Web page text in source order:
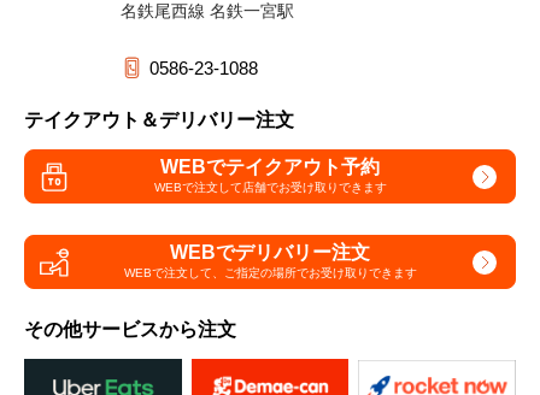
名鉄尾西線 名鉄一宮駅
0586-23-1088
テイクアウト＆デリバリー注文
WEBでテイクアウト予約
WEBで注文して店舗でお受け取りできます
WEBでデリバリー注文
WEBで注文して、 ご指定の場所でお受け取りできます
その他サービスから注文